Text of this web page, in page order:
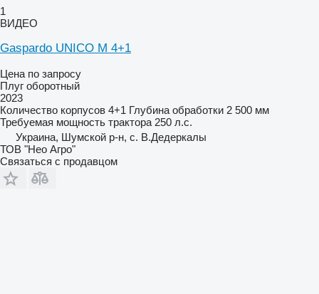
1
ВИДЕО
Gaspardo UNICO M 4+1
Цена по запросу
Плуг оборотный
2023
Количество корпусов 4+1 Глубина обработки 2 500 мм
Требуемая мощность трактора 250 л.с.
Украина, Шумской р-н, с. В.Дедеркалы
ТОВ "Нео Агро"
Связаться с продавцом